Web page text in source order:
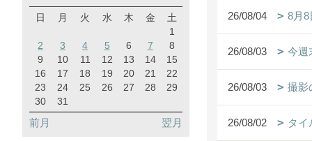
26/08/04 8月
26/08/03 今週
26/08/03 撮影
26/08/02 タイ
日 月 火 水 木 金
土
1
2
3 4 5 6 7
8
9
10 11 12 13 14
15
16
17 18 19 20 21
22
23
24 25 26 27 28
29
30
31
前月 翌月